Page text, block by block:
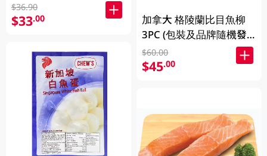
$36.90
$33.00
加拿大 格陵蘭比目魚柳
3PC (包裝及品牌隨機發
放)
$60.00
$45.00